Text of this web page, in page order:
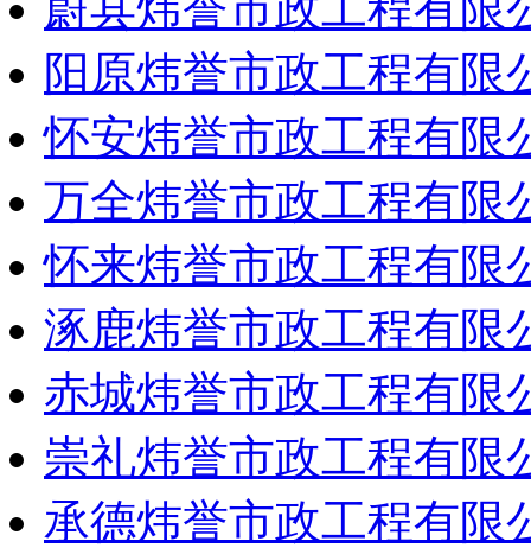
阳原炜誉市政工程有限
怀安炜誉市政工程有限
万全炜誉市政工程有限
怀来炜誉市政工程有限
涿鹿炜誉市政工程有限
赤城炜誉市政工程有限
崇礼炜誉市政工程有限
承德炜誉市政工程有限